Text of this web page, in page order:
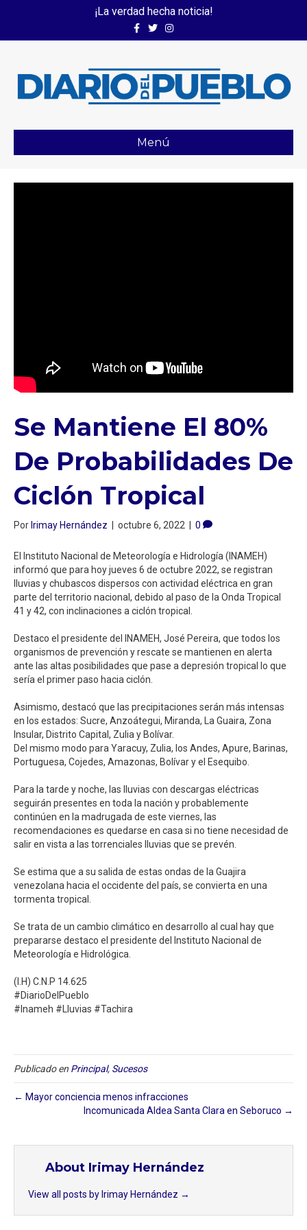
¡La verdad hecha noticia!
FacebookTwitterInstagram
Menú
Se Mantiene El 80%
De Probabilidades De
Ciclón Tropical⁣
PorIrimay Hernández | octubre 6, 2022 | 0
El Instituto Nacional de Meteorología e Hidrología (INAMEH)
informó que para hoy jueves 6 de octubre 2022, se registran
lluvias y chubascos dispersos con actividad eléctrica en gran
parte del territorio nacional, debido al paso de la Onda Tropical
41 y 42, con inclinaciones a ciclón tropical.⁣
Destaco el presidente del INAMEH, José Pereira, que todos los
organismos de prevención y rescate se mantienen en alerta
ante las altas posibilidades que pase a depresión tropical lo que
sería el primer paso hacia ciclón. ⁣
Asimismo, destacó que las precipitaciones serán más intensas
en los estados: Sucre, Anzoátegui, Miranda, La Guaira, Zona
Insular, Distrito Capital, Zulia y Bolívar.⁣
Del mismo modo para Yaracuy, Zulia, los Andes, Apure, Barinas,
Portuguesa, Cojedes, Amazonas, Bolívar y el Esequibo.⁣
Para la tarde y noche, las lluvias con descargas eléctricas
seguirán presentes en toda la nación y probablemente
continúen en la madrugada de este viernes, las
recomendaciones es quedarse en casa si no tiene necesidad de
salir en vista a las torrenciales lluvias que se prevén.⁣
Se estima que a su salida de estas ondas de la Guajira
venezolana hacia el occidente del país, se convierta en una
tormenta tropical.⁣
Se trata de un cambio climático en desarrollo al cual hay que
prepararse destaco el presidente del Instituto Nacional de
Meteorología e Hidrológica.⁣
(I.H) C.N.P 14.625⁣
#DiarioDelPueblo⁣
#Inameh #Lluvias #Tachira⁣
Publicado en Principal, Sucesos
← Mayor conciencia menos infracciones
Incomunicada Aldea Santa Clara en Seboruco⁣ →
About Irimay Hernández
View all posts by Irimay Hernández →